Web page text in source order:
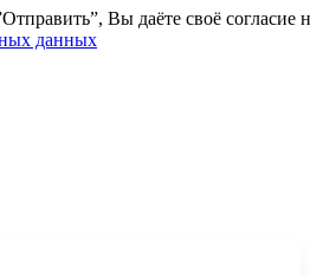
Вы даёте своё согласие
данных